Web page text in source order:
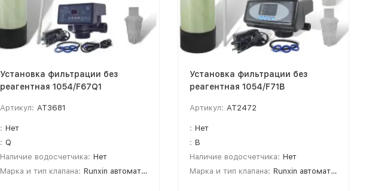
Установка фильтрации без
реагентная 1054/F67Q1
Артикул: AT3681
: Нет
: Q
Наличие водосчетчика: Нет
Марка и тип клапана: Runxin автоматический
Установка фильтрации без
реагентная 1054/F71B
Артикул: AT2472
: Нет
: B
Наличие водосчетчика: Нет
Марка и тип клапана: Runxin автоматический